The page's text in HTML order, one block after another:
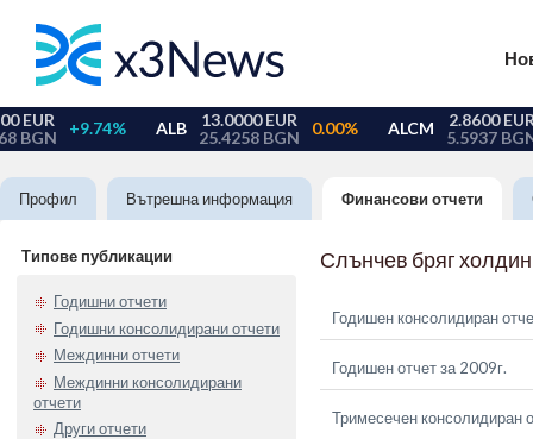
Профил Вътрешна информация Финансови отчети
Типове публикации
Годишни отчети
Годишни консолидирани отчети
Междинни отчети
Междинни консолидирани
отчети
Други отчети
Слънчев бряг
Годишен консолидиран
Годишен отчет за 2009г.
Тримесечен консолидиран